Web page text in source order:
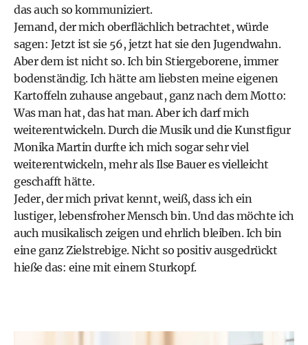
das auch so kommuniziert.
Jemand, der mich oberflächlich betrachtet, würde
sagen: Jetzt ist sie 56, jetzt hat sie den Jugendwahn.
Aber dem ist nicht so. Ich bin Stiergeborene, immer
bodenständig. Ich hätte am liebsten meine eigenen
Kartoffeln zuhause angebaut, ganz nach dem Motto:
Was man hat, das hat man. Aber ich darf mich
weiterentwickeln. Durch die Musik und die Kunstfigur
Monika Martin durfte ich mich sogar sehr viel
weiterentwickeln, mehr als Ilse Bauer es vielleicht
geschafft hätte.
Jeder, der mich privat kennt, weiß, dass ich ein
lustiger, lebensfroher Mensch bin. Und das möchte ich
auch musikalisch zeigen und ehrlich bleiben. Ich bin
eine ganz Zielstrebige. Nicht so positiv ausgedrückt
hieße das: eine mit einem Sturkopf.